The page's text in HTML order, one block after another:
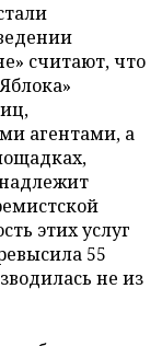
считают, что
агентами, а
этих услуг
55
не из